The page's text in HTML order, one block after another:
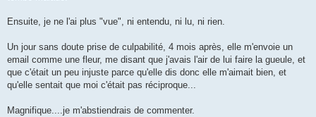
Ensuite, je ne l'ai plus "vue", ni entendu, ni lu, ni rien.
Un jour sans doute prise de culpabilité, 4 mois après, elle m'envoie un
email comme une fleur, me disant que j'avais l'air de lui faire la gueule, et
que c'était un peu injuste parce qu'elle dis donc elle m'aimait bien, et
qu'elle sentait que moi c'était pas réciproque...
Magnifique....je m'abstiendrais de commenter.